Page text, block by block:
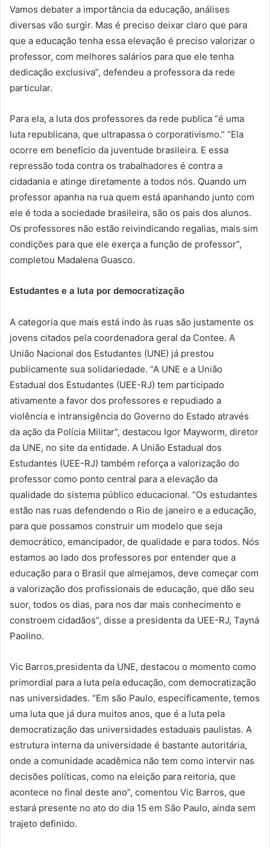
Vamos debater a importância da educação, análises
diversas vão surgir. Mas é preciso deixar claro que para
que a educação tenha essa elevação é preciso valorizar o
professor, com melhores salários para que ele tenha
dedicação exclusiva”, defendeu a professora da rede
particular.
Para ela, a luta dos professores da rede publica “é uma
luta republicana, que ultrapassa o corporativismo.” “Ela
ocorre em benefício da juventude brasileira. E essa
repressão toda contra os trabalhadores é contra a
cidadania e atinge diretamente a todos nós. Quando um
professor apanha na rua quem está apanhando junto com
ele é toda a sociedade brasileira, são os pais dos alunos.
Os professores não estão reivindicando regalias, mais sim
condições para que ele exerça a função de professor”,
completou Madalena Guasco.
Estudantes e a luta por democratização
A categoria que mais está indo às ruas são justamente os
jovens citados pela coordenadora geral da Contee. A
União Nacional dos Estudantes (UNE) já prestou
publicamente sua solidariedade. “A UNE e a União
Estadual dos Estudantes (UEE-RJ) tem participado
ativamente a favor dos professores e repudiado a
violência e intransigência do Governo do Estado através
da ação da Polícia Militar”, destacou Igor Mayworm, diretor
da UNE, no site da entidade. A União Estadual dos
Estudantes (UEE-RJ) também reforça a valorização do
professor como ponto central para a elevação da
qualidade do sistema público educacional. “Os estudantes
estão nas ruas defendendo o Rio de janeiro e a educação,
para que possamos construir um modelo que seja
democrático, emancipador, de qualidade e para todos. Nós
estamos ao lado dos professores por entender que a
educação para o Brasil que almejamos, deve começar com
a valorização dos profissionais de educação, que dão seu
suor, todos os dias, para nos dar mais conhecimento e
constroem cidadãos”, disse a presidenta da UEE-RJ, Tayná
Paolino.
Vic Barros,presidenta da UNE, destacou o momento como
primordial para a luta pela educação, com democratização
nas universidades. “Em são Paulo, especificamente, temos
uma luta que já dura muitos anos, que é a luta pela
democratização das universidades estaduais paulistas. A
estrutura interna da universidade é bastante autoritária,
onde a comunidade acadêmica não tem como intervir nas
decisões políticas, como na eleição para reitoria, que
acontece no final deste ano”, comentou Vic Barros, que
estará presente no ato do dia 15 em São Paulo, ainda sem
trajeto definido.